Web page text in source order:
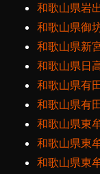
和歌山県岩
和歌山県御
和歌山県新
和歌山県日
和歌山県有
和歌山県有
和歌山県東
和歌山県東
和歌山県東